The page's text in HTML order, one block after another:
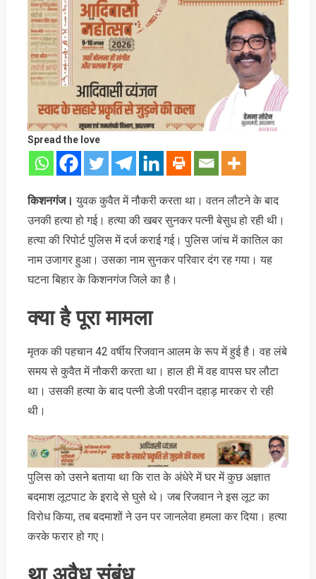
Spread the love
किशनगंज। युवक कुवैत में नौकरी करता था। वतन लौटने के बाद
उनकी हत्‍या हो गई। हत्‍या की खबर सुनकर पत्‍नी बेसुध हो रही थी।
हत्‍या की रिपोर्ट पुलिस में दर्ज कराई गई। पुलिस जांच में कातिल का
नाम उजागर हुआ। उसका नाम सुनकर परिवार दंग रह गया। यह
घटना बिहार के किशनगंज जिले का है।
क्या है पूरा मामला
मृतक की पहचान 42 वर्षीय रिजवान आलम के रूप में हुई है। वह लंबे
समय से कुवैत में नौकरी करता था। हाल ही में वह वापस घर लौटा
था। उसकी हत्‍या के बाद पत्‍नी डेजी परवीन दहाड़ मारकर रो रही
थी।
पुलिस को उसने बताया था कि रात के अंधेरे में घर में कुछ अज्ञात
बदमाश लूटपाट के इरादे से घुसे थे। जब रिजवान ने इस लूट का
विरोध किया, तब बदमाशों ने उन पर जानलेवा हमला कर दिया। हत्या
करके फरार हो गए।
था अवैध संबंध